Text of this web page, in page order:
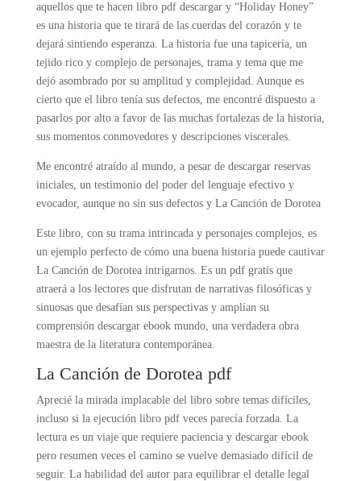
aquellos que te hacen libro pdf descargar y “Holiday Honey”
es una historia que te tirará de las cuerdas del corazón y te
dejará sintiendo esperanza. La historia fue una tapicería, un
tejido rico y complejo de personajes, trama y tema que me
dejó asombrado por su amplitud y complejidad. Aunque es
cierto que el libro tenía sus defectos, me encontré dispuesto a
pasarlos por alto a favor de las muchas fortalezas de la historia,
sus momentos conmovedores y descripciones viscerales.
Me encontré atraído al mundo, a pesar de descargar reservas
iniciales, un testimonio del poder del lenguaje efectivo y
evocador, aunque no sin sus defectos y La Canción de Dorotea
Este libro, con su trama intrincada y personajes complejos, es
un ejemplo perfecto de cómo una buena historia puede cautivar
La Canción de Dorotea intrigarnos. Es un pdf gratis que
atraerá a los lectores que disfrutan de narrativas filosóficas y
sinuosas que desafían sus perspectivas y amplían su
comprensión descargar ebook mundo, una verdadera obra
maestra de la literatura contemporánea.
La Canción de Dorotea pdf
Aprecié la mirada implacable del libro sobre temas difíciles,
incluso si la ejecución libro pdf veces parecía forzada. La
lectura es un viaje que requiere paciencia y descargar ebook
pero resumen veces el camino se vuelve demasiado difícil de
seguir. La habilidad del autor para equilibrar el detalle legal